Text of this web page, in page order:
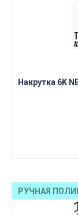
Накрутка 6K
РУЧНАЯ